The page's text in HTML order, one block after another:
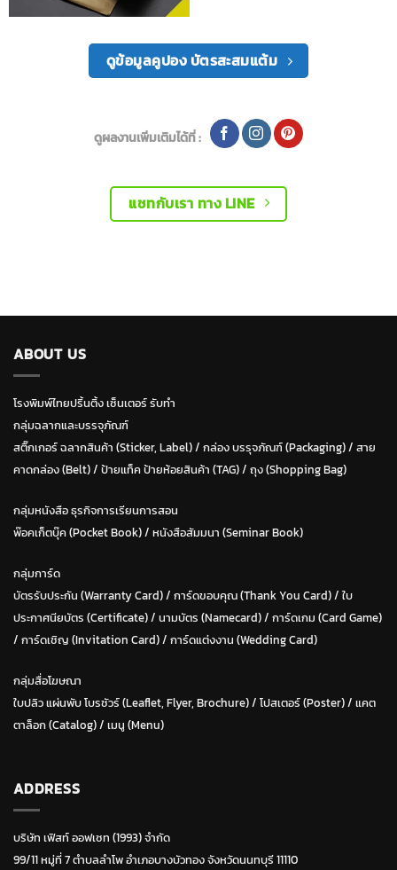
ดูข้อมูลคูปอง บัตรสะสมแต้ม
ดูผลงานเพิ่มเติมได้ที่ :
แชทกับเรา ทาง LINE
ABOUT US
โรงพิมพ์ไทยปริ้นติ้ง เซ็นเตอร์ รับทำ
กลุ่มฉลากและบรรจุภัณฑ์
สติ๊กเกอร์ ฉลากสินค้า (Sticker, Label)/ กล่อง บรรุจภัณฑ์ (Packaging)/ สาย
คาดกล่อง (Belt)/ ป้ายแท็ค ป้ายห้อยสินค้า (TAG)/ ถุง (Shopping Bag)
กลุ่มหนังสือ ธุรกิจการเรียนการสอน
พ๊อคเก็ตบุ๊ค (Pocket Book)/ หนังสือสัมมนา (Seminar Book)
กลุ่มการ์ด
บัตรรับประกัน (Warranty Card)/ การ์ดขอบคุณ (Thank You Card)/ ใบ
ประกาศนียบัตร (Certificate)/ นามบัตร (Namecard)/ การ์ดเกม (Card Game)
/ การ์ดเชิญ (Invitation Card)/ การ์ดแต่งงาน (Wedding Card)
กลุ่มสื่อโฆษณา
ใบปลิว แผ่นพับ โบรชัวร์ (Leaflet, Flyer, Brochure)/ โปสเตอร์ (Poster) / แคต
ตาล็อก (Catalog)/ เมนู (Menu)
ADDRESS
บริษัท เฟิสท์ ออฟเซท (1993) จำกัด
99/11 หมู่ที่ 7 ตำบลลำโพ อำเภอบางบัวทอง จังหวัดนนทบุรี 11110